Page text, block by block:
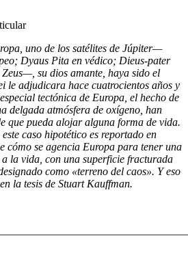
uno de los satélites de Júpiter—
Dyaus Pita en védico; Dieus-pater
Zeus—, su dios amante, haya sido el
le adjudicara hace cuatrocientos años y
tectónica de Europa, el hecho de
delgada atmósfera de oxígeno, han
que pueda alojar alguna forma de vida.
caso hipotético es reportado en
cómo se agencia Europa para tener una
la vida, con una superficie fracturada
como «terreno del caos». Y eso
la tesis de Stuart Kauffman.